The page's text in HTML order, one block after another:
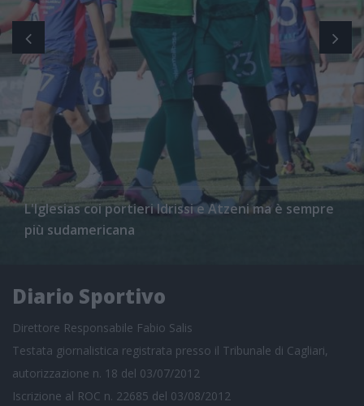
L'Iglesias coi portieri Idrissi e Atzeni ma è sempre
più sudamericana
Diario Sportivo
Direttore Responsabile Fabio Salis
Testata giornalistica registrata presso il Tribunale di Cagliari,
autorizzazione n. 18 del 03/07/2012
Iscrizione al ROC n. 22685 del 03/08/2012